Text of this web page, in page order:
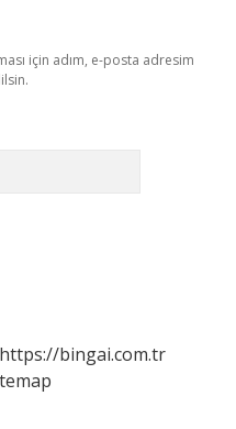
için adım, e-posta adresim
https://bingai.com.tr